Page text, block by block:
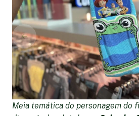
Meia temática do personagem do